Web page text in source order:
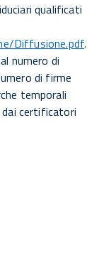
qualificati
Diffusione.pdf.
numero di
di firme
temporali
certificatori